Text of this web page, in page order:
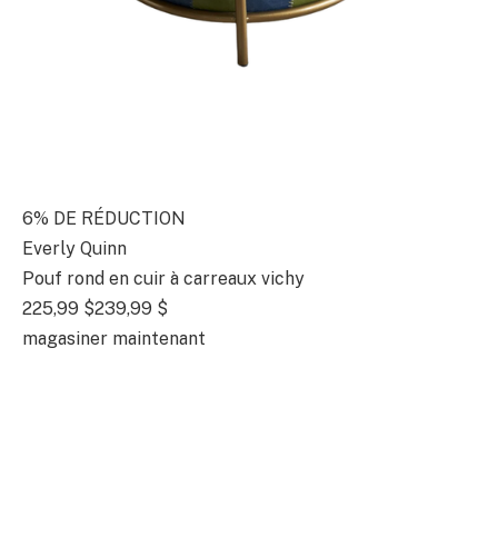
6% DE RÉDUCTION
Everly Quinn
Pouf rond en cuir à carreaux vichy
225,99 $239,99 $
magasiner maintenant